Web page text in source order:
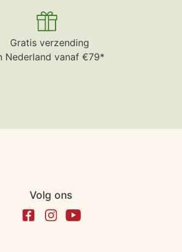
Gratis verzending
Nederland vanaf €79*
Volg ons